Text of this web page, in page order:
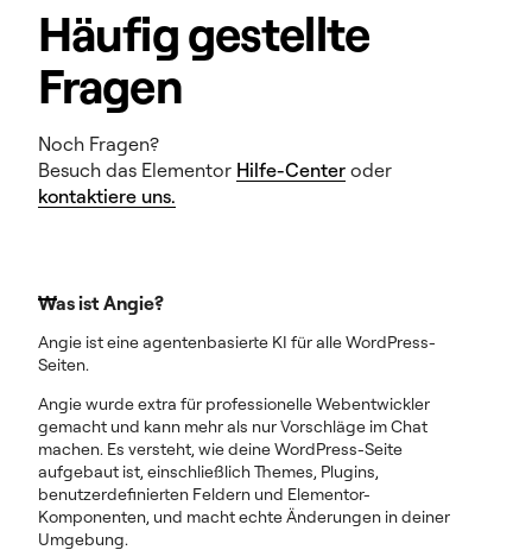
Häufig gestellte
Fragen
Noch Fragen?
Besuch das Elementor Hilfe-Center oder
kontaktiere uns.
Was ist Angie?
Angie ist eine agentenbasierte KI für alle WordPress-
Seiten.
Angie wurde extra für professionelle Webentwickler
gemacht und kann mehr als nur Vorschläge im Chat
machen. Es versteht, wie deine WordPress-Seite
aufgebaut ist, einschließlich Themes, Plugins,
benutzerdefinierten Feldern und Elementor-
Komponenten, und macht echte Änderungen in deiner
Umgebung.